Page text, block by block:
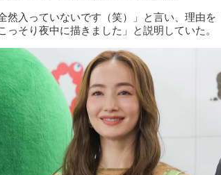
然入っていないです（笑）」と言い、理由を
っそり夜中に描きました」と説明していた。